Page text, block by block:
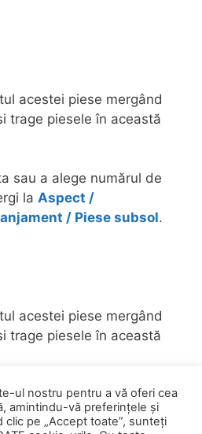
acestei piese mergând
trage piesele în această
sau a alege numărul de
la Aspect /
/ Piese subsol.
acestei piese mergând
trage piesele în această
sau a alege numărul de
laAspect /
ul nostru pentru a vă oferi cea
amintindu-vă preferințele și
pe „Accept toate”, sunteți